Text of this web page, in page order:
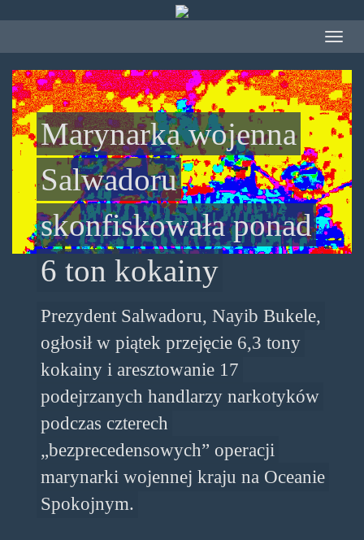
treści
Toggle
Marynarka wojenna
Salwadoru
skonfiskowała ponad
6 ton kokainy
Prezydent Salwadoru, Nayib Bukele,
ogłosił w piątek przejęcie 6,3 tony
kokainy i aresztowanie 17
podejrzanych handlarzy narkotyków
podczas czterech
„bezprecedensowych” operacji
marynarki wojennej kraju na Oceanie
Spokojnym.